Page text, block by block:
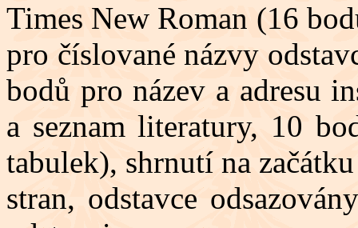
Times New Roman (16
pro číslované názvy
bodů pro název a adresu
a seznam literatury, 10
tabulek), shrnutí na
stran, odstavce